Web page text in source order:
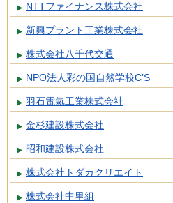
NTTファイナンス株式会社
新興プラント工業株式会社
株式会社八千代交通
NPO法人彩の国自然学校C’S
羽石電氣工業株式会社
金杉建設株式会社
昭和建設株式会社
株式会社トダカクリエイト
株式会社中里組